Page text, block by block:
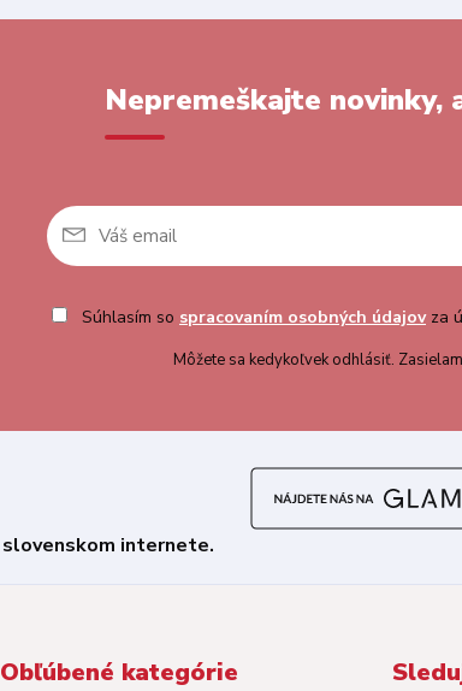
Nepremeškajte novinky,
Súhlasím so spracovaním osobných údajovza
Môžete sa kedykoľvek odhlásiť.
Obľúbené kategórie